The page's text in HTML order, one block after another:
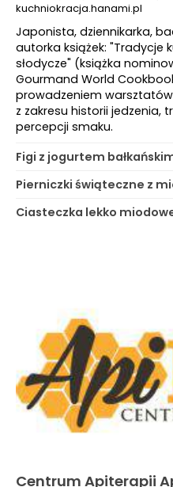
kuchniokracja.hanami.pl
Japonista, dziennikarka,
autorka książek: "Tradycje
słodycze" (książka
Gourmand World
prowadzeniem
z zakresu historii jedzenia,
percepcji smaku.
Figi z jogurtem
Pierniczki świąteczne z
Ciasteczka lekko
Centrum Apiterapii